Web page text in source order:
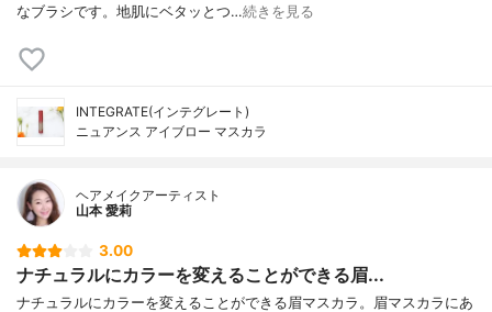
なブラシです。地肌にベタッとつ…続きを見る
INTEGRATE(インテグレート)
ニュアンス アイブロー マスカラ
ヘアメイクアーティスト
山本 愛莉
3.00
ナチュラルにカラーを変えることができる眉...
ナチュラルにカラーを変えることができる眉マスカラ。眉マスカラにあ